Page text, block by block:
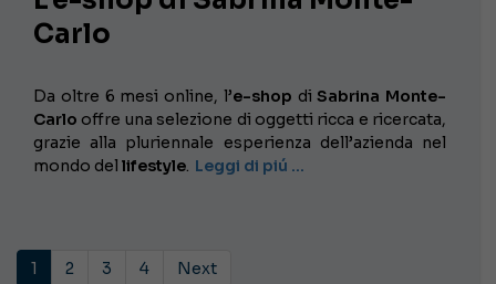
Carlo
Da oltre 6 mesi online, l’e-shop diSabrina Monte-
Carlo offre una selezione di oggetti ricca e ricercata,
grazie alla pluriennale esperienza dell’azienda nel
mondo del lifestyle. Leggi di piú …
1 2 3 4 Next